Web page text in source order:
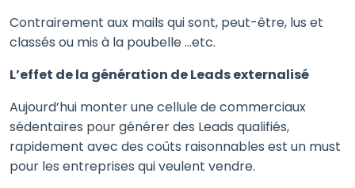
Contrairement aux mails qui sont, peut-être, lus et
classés ou mis à la poubelle …etc.
L’effet de la génération de Leads externalisé
Aujourd’hui monter une cellule de commerciaux
sédentaires pour générer des Leads qualifiés,
rapidement avec des coûts raisonnables est un must
pour les entreprises qui veulent vendre.